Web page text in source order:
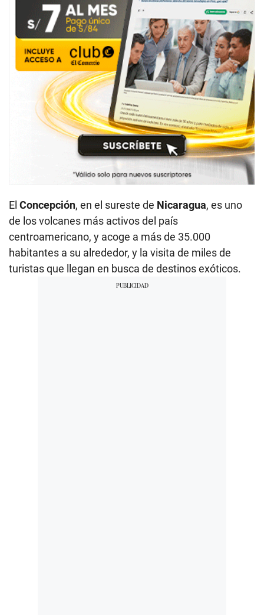
El Concepción, en el sureste de Nicaragua, es uno
de los volcanes más activos del país
centroamericano, y acoge a más de 35.000
habitantes a su alrededor, y la visita de miles de
turistas que llegan en busca de destinos exóticos.